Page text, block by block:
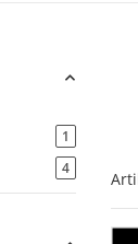
1
4